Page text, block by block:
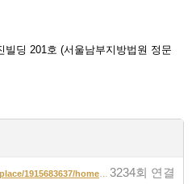
딩 201호 (서울남부지방법원 정문
home?entry=pll&from=map… 3234회 연결